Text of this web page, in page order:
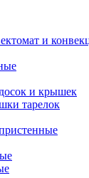
и
и крышек
тарелок